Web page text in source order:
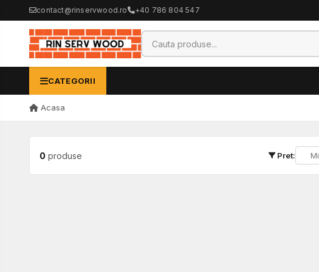
contact@rinservwood.ro +40 786 804 547
CATEGORII
Acasa
0 produse Pret: